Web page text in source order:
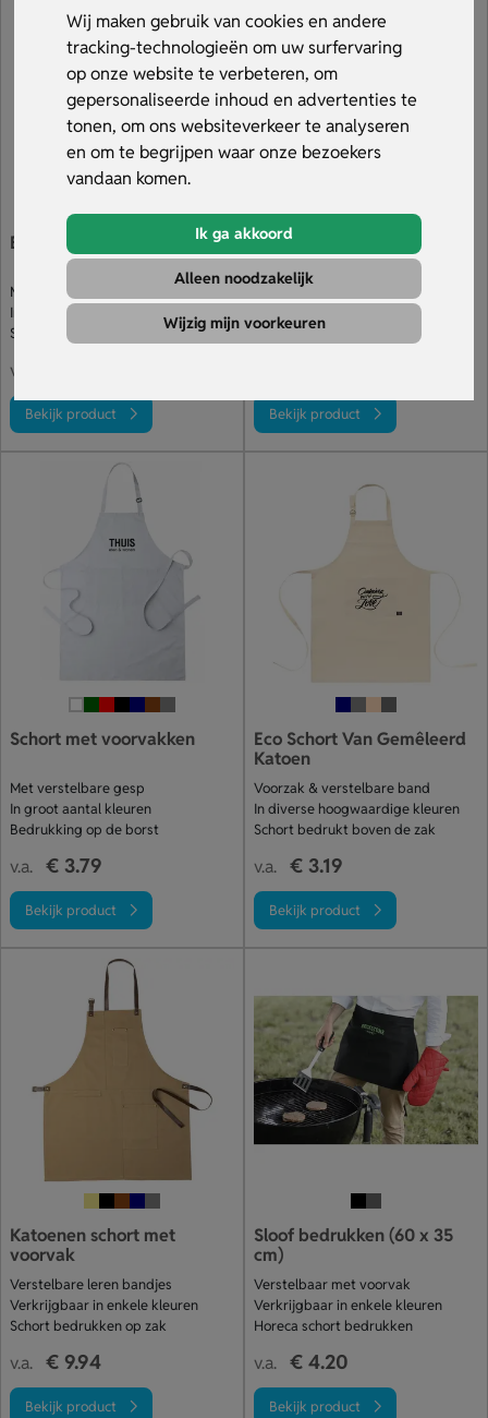
Wij maken gebruik van cookies en andere
tracking-technologieën om uw surfervaring
op onze website te verbeteren, om
gepersonaliseerde inhoud en advertenties te
tonen, om ons websiteverkeer te analyseren
en om te begrijpen waar onze bezoekers
vandaan komen.
Ik ga akkoord
Alleen noodzakelijk
Wijzig mijn voorkeuren
Budget Schort
Met handig voorvak
In diverse basiskleuren
Schort met opdruk
v.a.
Bekijk product
Katoenen Schort Met Zak
Prachtige opgestikte zak
Verkrijgbaar in diverse kleuren
Schort met opdruk op de borst
Bekijk product
Schort met voorvakken
Met verstelbare gesp
In groot aantal kleuren
Bedrukking op de borst
v.a. € 3.79
Bekijk product
Eco Schort Van Gemêleerd
Katoen
Voorzak & verstelbare band
In diverse hoogwaardige kleuren
Schort bedrukt boven de zak
v.a. € 3.19
Bekijk product
Katoenen schort met
voorvak
Verstelbare leren bandjes
Verkrijgbaar in enkele kleuren
Schort bedrukken op zak
v.a. € 9.94
Bekijk product
Sloof bedrukken (60 x 35
cm)
Verstelbaar met voorvak
Verkrijgbaar in enkele kleuren
Horeca schort bedrukken
v.a. € 4.20
Bekijk product